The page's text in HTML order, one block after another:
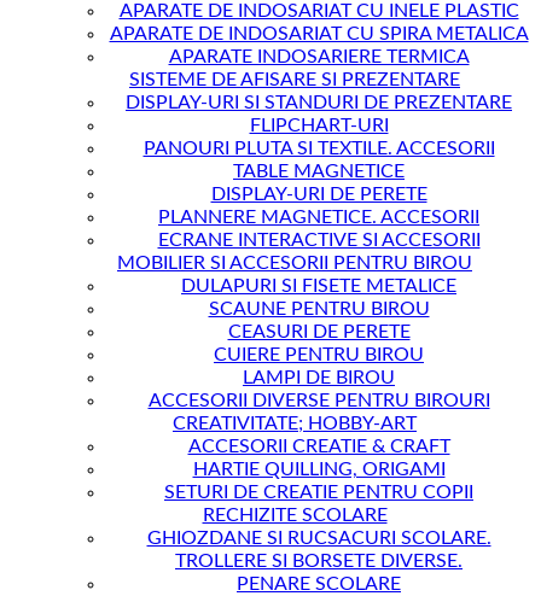
APARATE DE INDOSARIAT CU INELE PLASTIC
APARATE DE INDOSARIAT CU SPIRA METALICA
APARATE INDOSARIERE TERMICA
SISTEME DE AFISARE SI PREZENTARE
DISPLAY-URI SI STANDURI DE PREZENTARE
FLIPCHART-URI
PANOURI PLUTA SI TEXTILE. ACCESORII
TABLE MAGNETICE
DISPLAY-URI DE PERETE
PLANNERE MAGNETICE. ACCESORII
ECRANE INTERACTIVE SI ACCESORII
MOBILIER SI ACCESORII PENTRU BIROU
DULAPURI SI FISETE METALICE
SCAUNE PENTRU BIROU
CEASURI DE PERETE
CUIERE PENTRU BIROU
LAMPI DE BIROU
ACCESORII DIVERSE PENTRU BIROURI
CREATIVITATE; HOBBY-ART
ACCESORII CREATIE & CRAFT
HARTIE QUILLING, ORIGAMI
SETURI DE CREATIE PENTRU COPII
RECHIZITE SCOLARE
GHIOZDANE SI RUCSACURI SCOLARE.
TROLLERE SI BORSETE DIVERSE.
PENARE SCOLARE